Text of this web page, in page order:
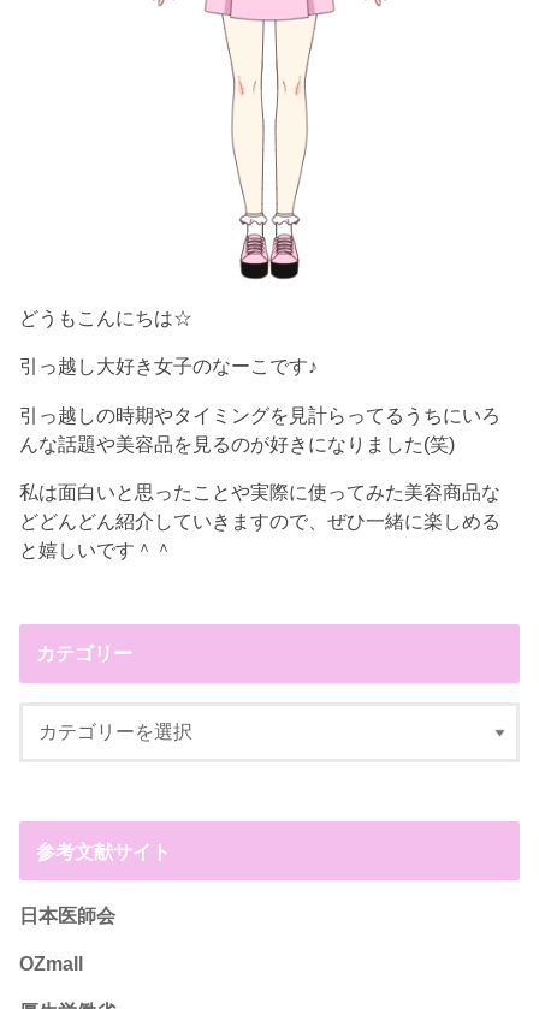
どうもこんにちは☆
引っ越し大好き女子のなーこです♪
引っ越しの時期やタイミングを見計らってるうちにいろ
んな話題や美容品を見るのが好きになりました(笑)
私は面白いと思ったことや実際に使ってみた美容商品な
どどんどん紹介していきますので、ぜひ一緒に楽しめる
と嬉しいです＾＾
カテゴリー
参考文献サイト
日本医師会
OZmall